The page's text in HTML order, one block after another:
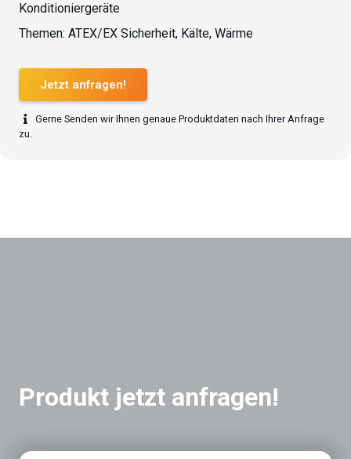
Konditioniergeräte
Themen: ATEX/EX Sicherheit, Kälte, Wärme
Jetzt anfragen!
Gerne Senden wir Ihnen genaue Produktdaten nach Ihrer Anfrage
zu.
Produkt jetzt anfragen!